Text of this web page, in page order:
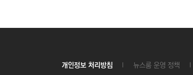
개인정보 처리방침 뉴스룸 운영 정책